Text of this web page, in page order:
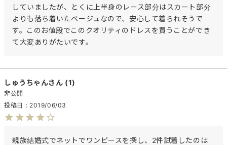
していましたが、とくに上半身のレース部分はスカート部分
よりも落ち着いたベージュなので、安心して着られそうで
す。このお値段でこのクオリティのドレスを買うことができ
て大変ありがたいです。
しゅうちゃん 1
非公開
投稿日
2019/06/03
親族結婚式でネットでワンピースを探し、2件試着したのは